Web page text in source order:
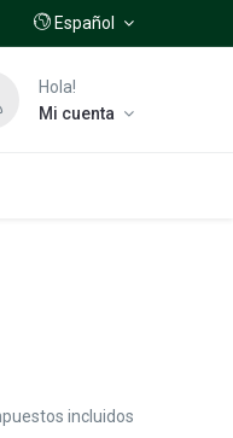
Español
Hola!
Mi cuenta
incluidos